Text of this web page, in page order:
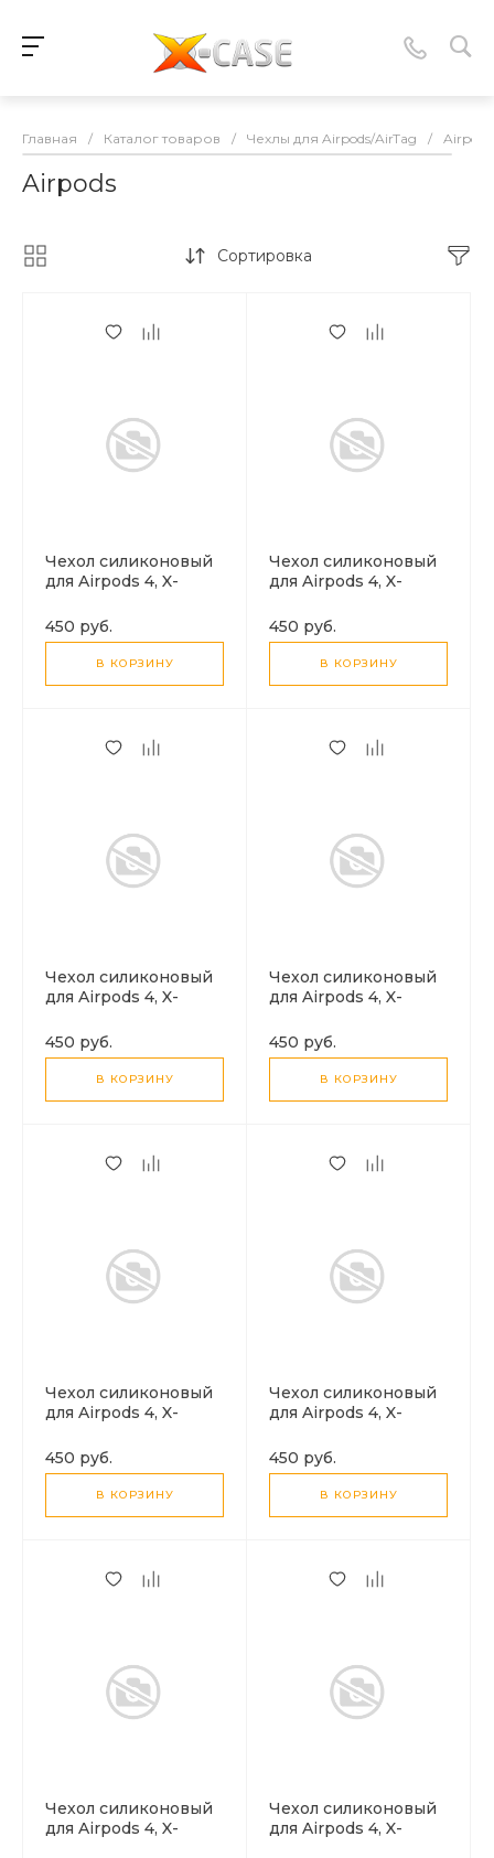
Главная / Каталог товаров / Чехлы для Airpods/AirTag / Airpods
Airpods
Сортировка
Чехол силиконовый
для Airpods 4, X-
карабином
450 руб.
В КОРЗИНУ
Чехол силиконовый
для Airpods 4, X-
карабином
450 руб.
В КОРЗИНУ
Чехол силиконовый
для Airpods 4, X-
карабином
450 руб.
В КОРЗИНУ
Чехол силиконовый
для Airpods 4, X-
карабином
450 руб.
В КОРЗИНУ
Чехол силиконовый
для Airpods 4, X-
с карабином
450 руб.
В КОРЗИНУ
Чехол силиконовый
для Airpods 4, X-
карабином
450 руб.
В КОРЗИНУ
Чехол силиконовый
для Airpods 4, X-
Чехол силиконовый
для Airpods 4, X-